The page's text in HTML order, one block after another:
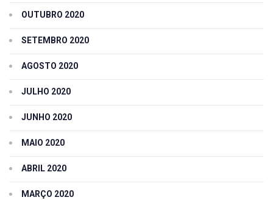
OUTUBRO 2020
SETEMBRO 2020
AGOSTO 2020
JULHO 2020
JUNHO 2020
MAIO 2020
ABRIL 2020
MARÇO 2020